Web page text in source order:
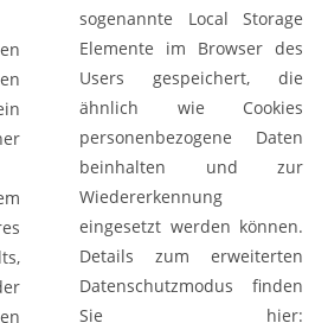
sogenannte Local Storage
Elemente im Browser des
Users gespeichert, die
ähnlich wie Cookies
personenbezogene Daten
beinhalten und zur
Wiedererkennung
eingesetzt werden können.
Details zum erweiterten
Datenschutzmodus finden
Sie hier: